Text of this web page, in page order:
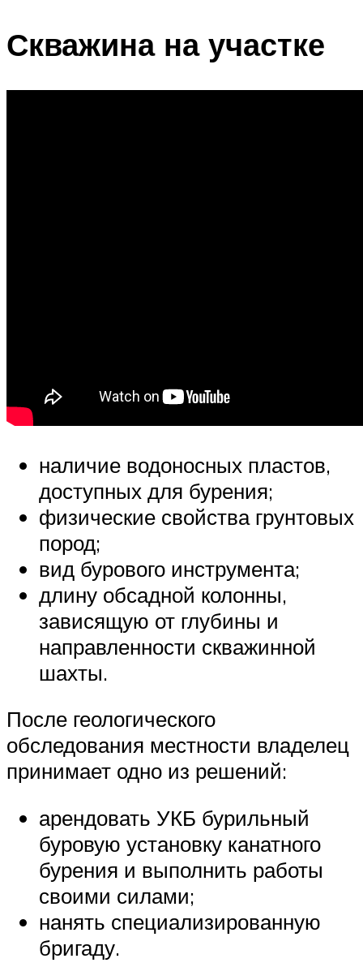
Скважина на участке
наличие водоносных пластов,
доступных для бурения;
физические свойства грунтовых
пород;
вид бурового инструмента;
длину обсадной колонны,
зависящую от глубины и
направленности скважинной
шахты.
После геологического
обследования местности владелец
принимает одно из решений:
арендовать УКБ бурильный
буровую установку канатного
бурения и выполнить работы
своими силами;
нанять специализированную
бригаду.